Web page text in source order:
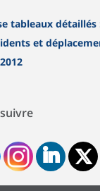
tableaux
et
en 2012